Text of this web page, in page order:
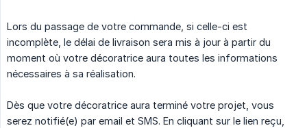
Lors du passage de votre commande, si celle-ci est
incomplète, le délai de livraison sera mis à jour à partir du
moment où votre décoratrice aura toutes les informations
nécessaires à sa réalisation.
Dès que votre décoratrice aura terminé votre projet, vous
serez notifié(e) par email et SMS. En cliquant sur le lien reçu,